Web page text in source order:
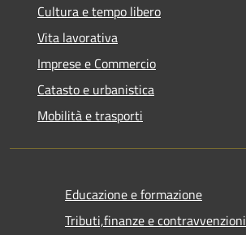
Cultura e tempo libero
Vita lavorativa
Imprese e Commercio
Catasto e urbanistica
Mobilità e trasporti
Educazione e formazione
Tributi,finanze e contravvenzioni